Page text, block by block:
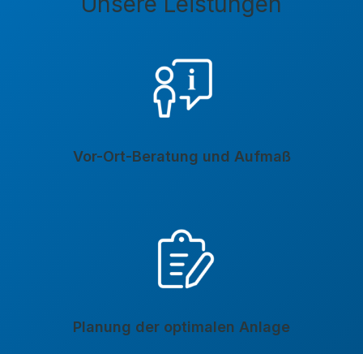
Vor-Ort-Beratung und Aufmaß
Planung der optimalen Anlage